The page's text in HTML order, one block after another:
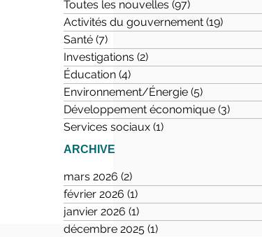
Toutes les nouvelles (97)
Activités du gouvernement (19)
Santé (7)
Investigations (2)
Éducation (4)
Environnement/Énergie (5)
Développement économique (3)
Services sociaux (1)
ARCHIVE
mars 2026 (2)
février 2026 (1)
janvier 2026 (1)
décembre 2025 (1)